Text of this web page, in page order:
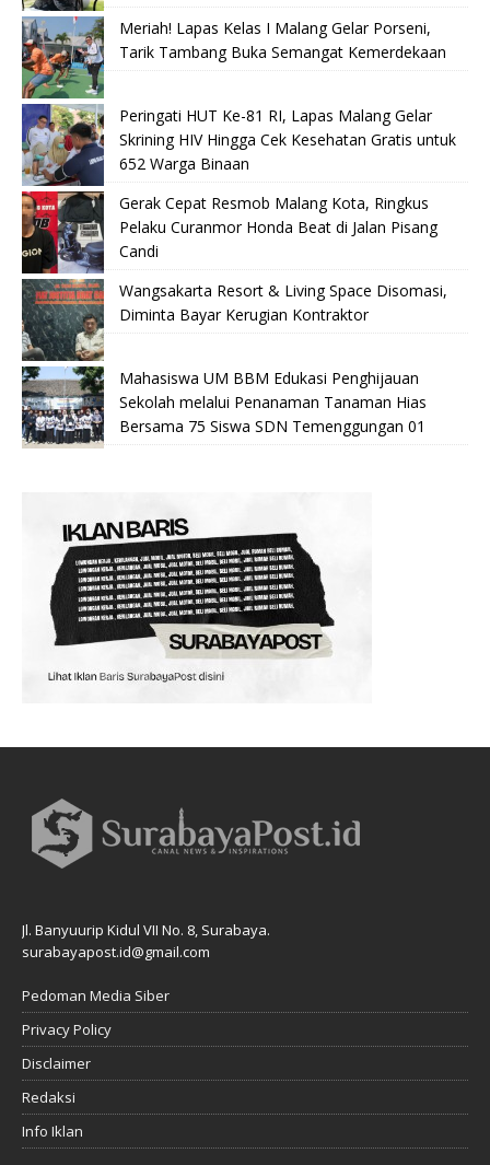
Meriah! Lapas Kelas I Malang Gelar Porseni,
Tarik Tambang Buka Semangat Kemerdekaan
Peringati HUT Ke-81 RI, Lapas Malang Gelar
Skrining HIV Hingga Cek Kesehatan Gratis untuk
652 Warga Binaan
Gerak Cepat Resmob Malang Kota, Ringkus
Pelaku Curanmor Honda Beat di Jalan Pisang
Candi
Wangsakarta Resort & Living Space Disomasi,
Diminta Bayar Kerugian Kontraktor
Mahasiswa UM BBM Edukasi Penghijauan
Sekolah melalui Penanaman Tanaman Hias
Bersama 75 Siswa SDN Temenggungan 01
Jl. Banyuurip Kidul VII No. 8, Surabaya.
surabayapost.id@gmail.com
Pedoman Media Siber
Privacy Policy
Disclaimer
Redaksi
Info Iklan